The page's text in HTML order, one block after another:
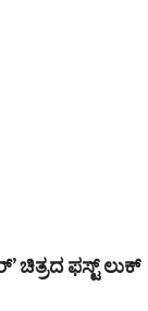
ಫಸ್ಟ್ ಲುಕ್